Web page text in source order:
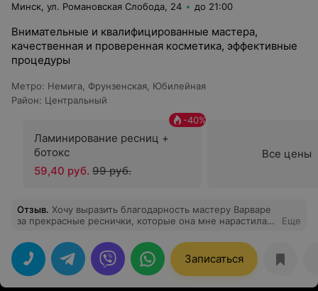
Минск, ул. Романовская Слобода, 24 до 21:00
Внимательные и квалифицированные мастера,
качественная и проверенная косметика, эффективные
процедуры
Метро: Немига Фрунзенская Юбилейная
Район: Центральный
Ламинирование ресниц +
ботокс
-40%
59,40 руб. 99 руб.
Все цены
Отзыв. Хочу выразить благодарность мастеру Варваре
за прекрасные реснички, которые она мне нарастила.
всё ок.
Еще
Записаться